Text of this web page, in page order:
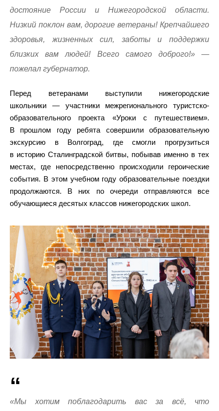
достояние России и Нижегородской области.
Низкий поклон вам, дорогие ветераны! Крепчайшего
здоровья, жизненных сил, заботы и поддержки
близких вам людей! Всего самого доброго!» —
пожелал губернатор.
Перед ветеранами выступили нижегородские
школьники — участники межрегионального туристско-
образовательного проекта «Уроки с путешествием».
В прошлом году ребята совершили образовательную
экскурсию в Волгоград, где смогли прогрузиться
в историю Сталинградской битвы, побывав именно в тех
местах, где непосредственно происходили героические
события. В этом учебном году образовательные поездки
продолжаются. В них по очереди отправляются все
обучающиеся десятых классов нижегородских школ.
«Мы хотим поблагодарить вас за всё, что